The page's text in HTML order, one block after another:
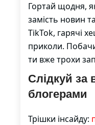
Гортай щодня,
замість новин
TikTok, гарячі
приколи.
ти вже трохи
Слідкуй за
блогерами
Трішки інсайду: